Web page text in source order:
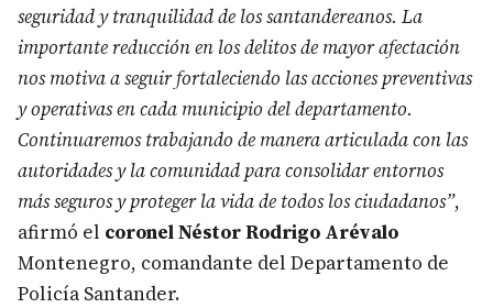
seguridad y tranquilidad de los santandereanos. La
importante reducción en los delitos de mayor afectación
nos motiva a seguir fortaleciendo las acciones preventivas
y operativas en cada municipio del departamento.
Continuaremos trabajando de manera articulada con las
autoridades y la comunidad para consolidar entornos
más seguros y proteger la vida de todos los ciudadanos”,
afirmó el coronel Néstor Rodrigo Arévalo
Montenegro, comandante del Departamento de
Policía Santander.